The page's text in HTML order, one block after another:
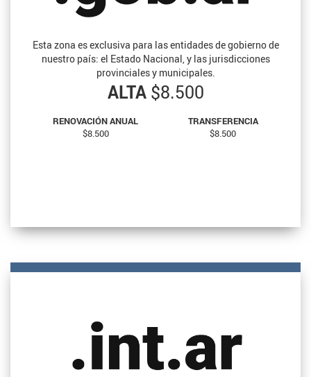
Esta zona es exclusiva para las entidades de gobierno de
nuestro país: el Estado Nacional, y las jurisdicciones
provinciales y municipales.
ALTA$8.500
RENOVACIÓN ANUAL
$8.500
TRANSFERENCIA
$8.500